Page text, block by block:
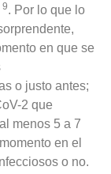
9. Por lo que lo
en que se
o justo antes;
2 que
menos 5 a 7
en el
o no.